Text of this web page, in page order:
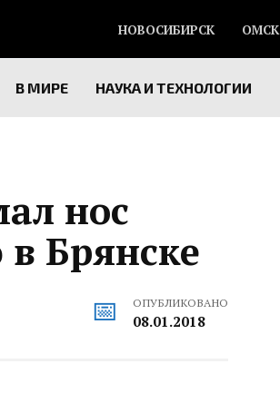
НОВОСИБИРСК ОМСК
В МИРЕ НАУКА И ТЕХНОЛОГИИ
нос
Брянске
ОПУБЛИКОВАНО
08.01.2018